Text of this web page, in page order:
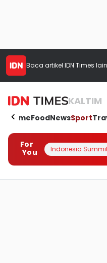
Baca artikel IDN Times
KALTIM
HomeFoodNewsSport
For
You
Indonesia